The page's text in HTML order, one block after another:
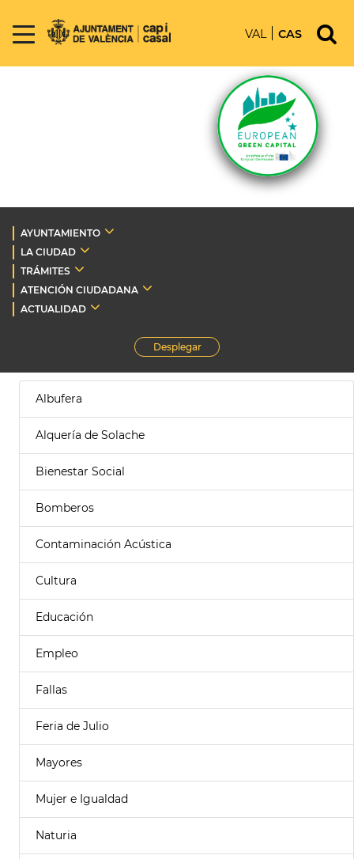
VAL CAS
AYUNTAMIENTO
LA CIUDAD
TRÁMITES
ATENCIÓN CIUDADANA
ACTUALIDAD
Desplegar
Albufera
Alquería de Solache
Bienestar Social
Bomberos
Contaminación Acústica
Cultura
Educación
Empleo
Fallas
Feria de Julio
Mayores
Mujer e Igualdad
Naturia